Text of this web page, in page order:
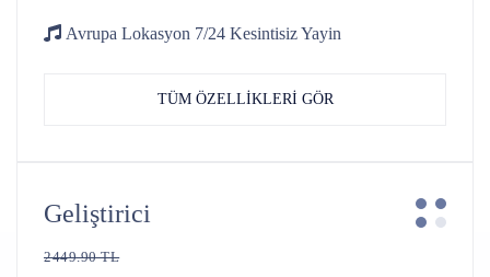
Avrupa Lokasyon 7/24 Kesintisiz Yayin
TÜM ÖZELLİKLERİ GÖR
Geliştirici
2449.90 TL